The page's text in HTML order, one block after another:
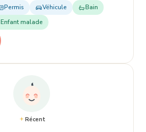
Permis Véhicule
Bain
Enfant malade
Récent